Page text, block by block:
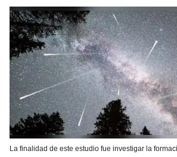
La finalidad de este estudio fue investigar la